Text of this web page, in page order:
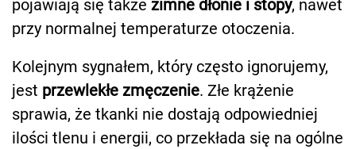
pojawiają się także zimne dłonie i stopy, nawet
przy normalnej temperaturze otoczenia.
Kolejnym sygnałem, który często ignorujemy,
jest przewlekłe zmęczenie. Złe krążenie
sprawia, że tkanki nie dostają odpowiedniej
ilości tlenu i energii, co przekłada się na ogólne